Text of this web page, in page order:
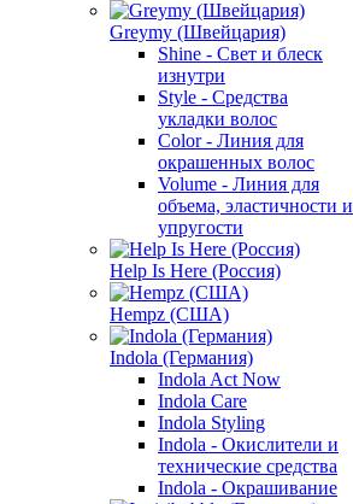
Greymy (Швейцария)
Shine - Свет и блеск
изнутри
Style - Средства
укладки волос
Color - Линия для
окрашенных волос
Volume - Линия для
объема, эластичности и
упругости
Help Is Here (Россия)
Hempz (США)
Indola (Германия)
Indola Act Now
Indola Care
Indola Styling
Indola - Окислители и
технические средства
Indola - Окрашивание